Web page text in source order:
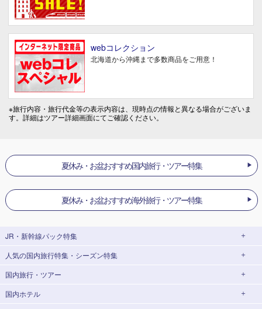
webコレクション
北海道から沖縄まで多数商品をご用意！
※旅行内容・旅行代金等の表示内容は、現時点の情報と異なる場合がございま
す。詳細はツアー詳細画面にてご確認ください。
夏休み・お盆おすすめ国内旅行・ツアー特集
夏休み・お盆おすすめ海外旅行・ツアー特集
JR・新幹線パック特集
JR・新幹線＋ホテルパック
出張パック
東京⇔大阪(新大阪) 新幹線パック
人気の国内旅行特集・シーズン特集
東京ディズニーリゾート®への旅
ユニバーサル・スタジオ・ジャパン(USJ)
国内旅行・ツアー
北海道旅行・ツアー
国内ホテル